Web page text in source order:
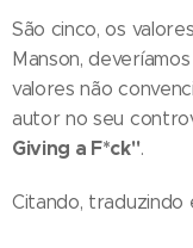
São cinco, os
Manson,
valores não
autor no seu
Giving a F*ck".
Citando,